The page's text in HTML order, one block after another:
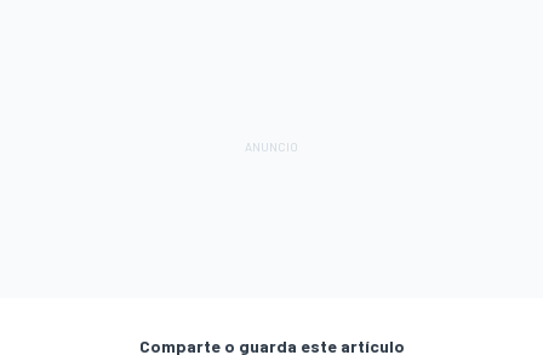
Comparte o guarda este artículo